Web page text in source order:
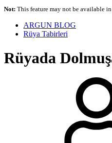
Not: This feature may not be available in
ARGUN BLOG
Rüya Tabirleri
Rüyada